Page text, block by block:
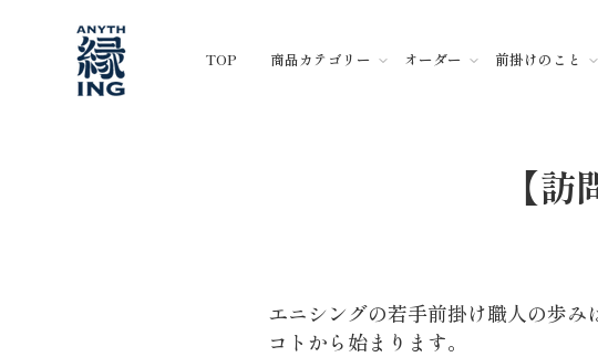
TOP 商品カテゴリー オーダー 前掛けのこと
【
エニシングの若手前掛け職人の歩
コトから始まります。